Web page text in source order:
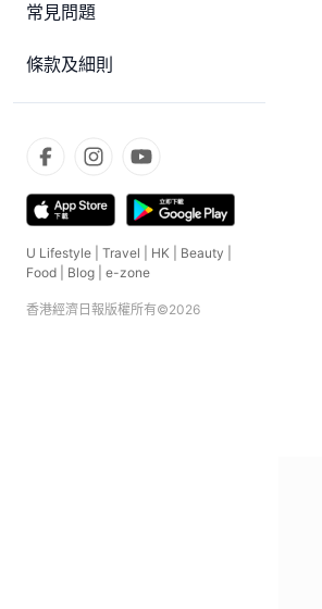
常見問題
條款及細則
U Lifestyle Travel HK Beauty
Food
Blog e-zone
香港經濟日報版權所有©2026